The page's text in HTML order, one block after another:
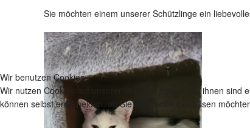
Sie möchten einem unserer Schützlinge ein
Wir benutzen Cookies
Wir nutzen Cookies auf unserer Website. Einige von ihnen
können selbst entscheiden, ob Sie die Cookies zulassen